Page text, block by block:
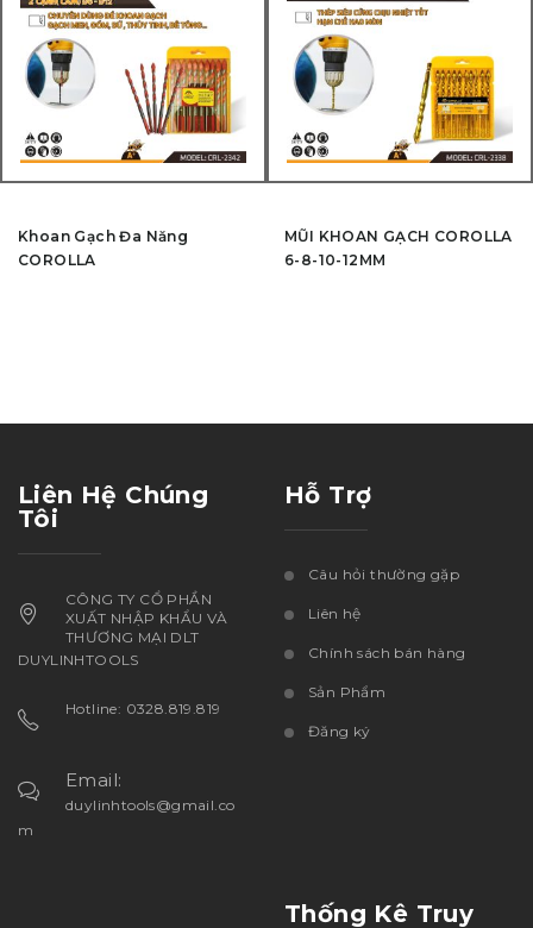
Khoan Gạch Đa Năng
COROLLA
MŨI KHOAN GẠCH COROLLA
6-8-10-12MM
Liên Hệ Chúng
Tôi
CÔNG TY CỔ PHẦN
XUẤT NHẬP KHẨU VÀ
THƯƠNG MẠI DLT
DUYLINHTOOLS
Hotline: 0328.819.819
Email:
duylinhtools@gmail.co
m
Hỗ Trợ
Câu hỏi thường gặp
Liên hệ
Chính sách bán hàng
Sản Phẩm
Đăng ký
Thống Kê Truy